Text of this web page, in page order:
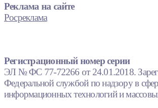
Реклама на сайте
Росреклама
Регистрационный номер серии
ЭЛ № ФС 77-72266 от 24.01.2018.
Федеральной службой по надзору в
информационных технологий и